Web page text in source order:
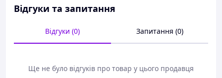
берегів Сіверського Дінця до охопленого повстанням
Парижа. Серед персонажів – не лише жителі Успенка, а
кардинал Мазаріні та королівський мушкетер
д'Артаньян, донський отаман Степан Разін та
Відгуки та запитання
Відгуки (0) Запитання (0)
Ще не було відгуків про товар у цього продавця